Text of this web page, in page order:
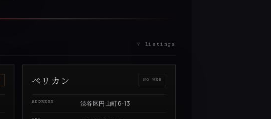
7 listings
ペリカン NO WEB
ADDRESS 渋谷区円山町6-13